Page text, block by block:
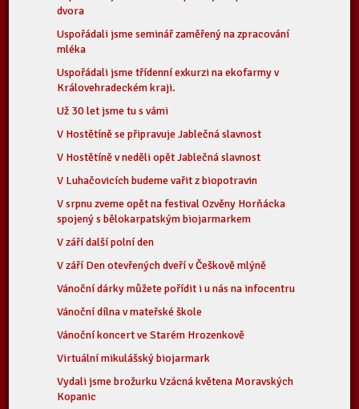
dvora
Uspořádali jsme seminář zaměřený na zpracování
mléka
Uspořádali jsme třídenní exkurzi na ekofarmy v
Královehradeckém kraji.
Už 30 let jsme tu s vámi
V Hostětíně se připravuje Jablečná slavnost
V Hostětíně v neděli opět Jablečná slavnost
V Luhačovicích budeme vařit z biopotravin
V srpnu zveme opět na festival Ozvěny Horňácka
spojený s bělokarpatským biojarmarkem
V září další polní den
V září Den otevřených dveří v Češkově mlýně
Vánoční dárky můžete pořídit i u nás na infocentru
Vánoční dílna v mateřské škole
Vánoční koncert ve Starém Hrozenkově
Virtuální mikulášský biojarmark
Vydali jsme brožurku Vzácná květena Moravských
Kopanic